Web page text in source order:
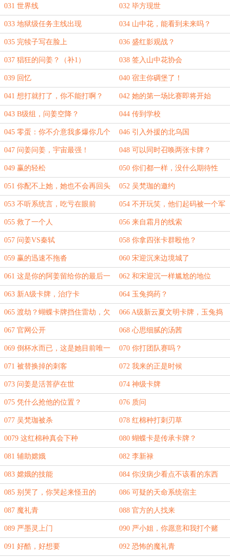
031 世界线 032 毕方现世
033 地狱级任务主线出现 034 山中花，能看到未来吗？
035 完犊子写在脸上 036 盛红影观战？
037 猖狂的问姜？（补1） 038 签入山中花协会
039 回忆 040 宿主你碉堡了！
041 想打就打了，你不能打啊？ 042 她的第一场比赛即将开始
043 B级组，问姜空降？ 044 传到学校
045 零蛋：你不介意我多爆你几个
黑料吧？
046 引入外援的北乌国
047 问姜问姜，宇宙最强！ 048 可以同时召唤两张卡牌？
049 赢的轻松 050 你们都一样，没什么期待性
051 你配不上她，她也不会再回头 052 吴梵珈的邀约
053 不听系统言，吃亏在眼前 054 不开玩笑，他们起码被一个军
团围攻了
055 救了一个人 056 来自霜月的线索
057 问姜VS秦轼 058 你拿四张卡群殴他？
059 赢的迅速不拖沓 060 宋迎沉来边境城了
061 这是你的阿姜留给你的最后一
面
062 和宋迎沉一样尴尬的地位
063 新A级卡牌，治疗卡 064 玉兔捣药？
065 渡劫？蝴蝶卡牌挡住雷劫，欠
下因果
066 A级新云夏文明卡牌，玉兔捣
药！
067 官网公开 068 心思细腻的汤茜
069 倒杯水而已，这是她目前唯一
能做好的一件事
070 你打团队赛吗？
071 被替换掉的刺客 072 我来的正是时候
073 问姜是活菩萨在世 074 神级卡牌
075 凭什么抢他的位置？ 076 质问
077 吴梵珈被杀 078 红棉种打刺刃草
0079 这红棉种真会下种 080 蝴蝶卡是传承卡牌？
081 辅助嫦娥 082 李新禄
083 嫦娥的技能 084 你没病少看点不该看的东西
085 别哭了，你哭起来怪丑的 086 可疑的天命系统宿主
087 魔礼青 088 官方的人找来
089 严墨灵上门 090 严小姐，你愿意和我打个赌
吗？
091 好酷，好想要 092 恐怖的魔礼青